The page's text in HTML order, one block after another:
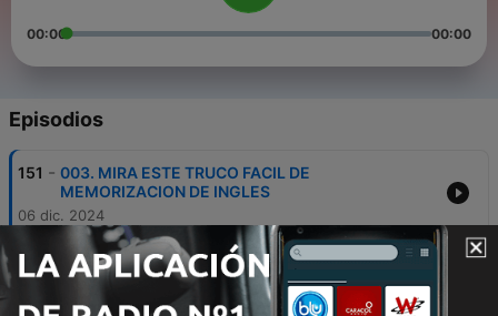
00:00 00:00
Episodios
151 - 003. MIRA ESTE TRUCO FACIL DE
MEMORIZACION DE INGLES
06 dic. 2024
150 -
004. LA MEJOR LECCION LO QUE TIENES QUE
SABER SI ESTAS APRENDIENDO INGLES
04 dic. 2024